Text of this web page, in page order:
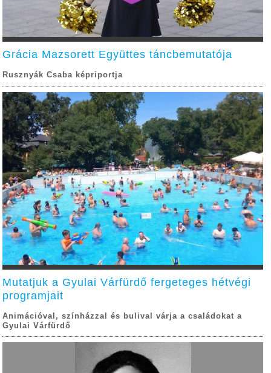
Grácia Mazsorett Együttes táncbemutatója
Rusznyák Csaba képriportja
Mutatjuk a Gyulai Várfürdő fergeteges hétvégi
programjait
Animációval, színházzal és bulival várja a családokat a
Gyulai Várfürdő